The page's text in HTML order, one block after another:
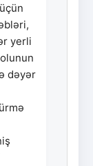
yerli
dəyər